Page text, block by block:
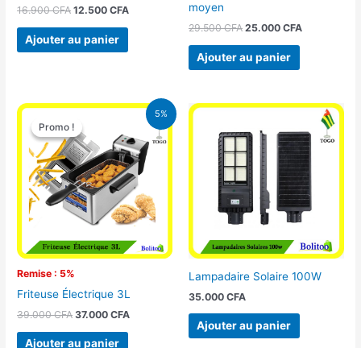
16.900CFA 12.500CFA
Ajouter au panier
moyen
29.500CFA 25.000 CFA
Ajouter au panier
5%
Promo !
Remise : 5%
Promo !
Friteuse Électrique 3L
39.000CFA
Le
initial
était :
39.000 CFA.
37.000CFA
Le
prix
actuel
est :
37.000 CFA.
Ajouter au panier
Lampadaire Solaire 100W
35.000 CFA
Ajouter au panier